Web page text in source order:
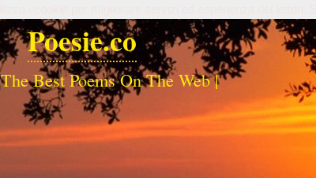
Poesie.co
The Best Poems On The Web |